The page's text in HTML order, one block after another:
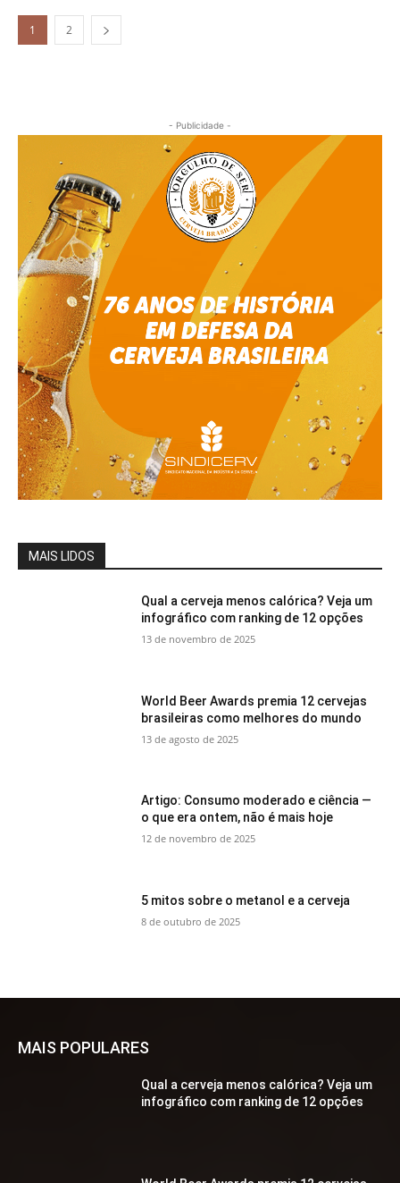
1 2
- Publicidade -
MAIS LIDOS
Qual a cerveja menos calórica? Veja um
infográfico com ranking de 12 opções
13 de novembro de 2025
World Beer Awards premia 12 cervejas
brasileiras como melhores do mundo
13 de agosto de 2025
Artigo: Consumo moderado e ciência —
o que era ontem, não é mais hoje
12 de novembro de 2025
5 mitos sobre o metanol e a cerveja
8 de outubro de 2025
MAIS POPULARES
Qual a cerveja menos calórica? Veja um
infográfico com ranking de 12 opções